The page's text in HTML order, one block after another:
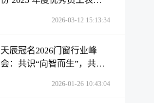
2026-03-12 15:13:34
天辰冠名2026门窗行业峰
会：共识“向智而生”，共绘
2026-01-26 10:43:04